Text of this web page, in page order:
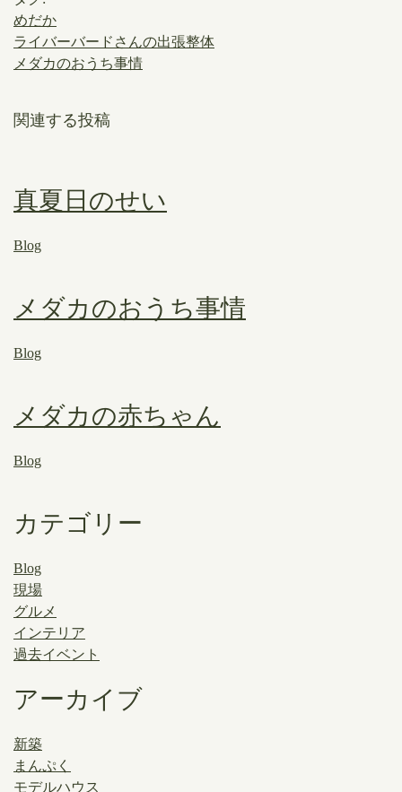
めだか
ライバーバードさんの出張整体
メダカのおうち事情
関連する投稿
真夏日のせい
Blog
メダカのおうち事情
Blog
メダカの赤ちゃん
Blog
カテゴリー
Blog
現場
グルメ
インテリア
過去イベント
アーカイブ
新築
まんぷく
モデルハウス